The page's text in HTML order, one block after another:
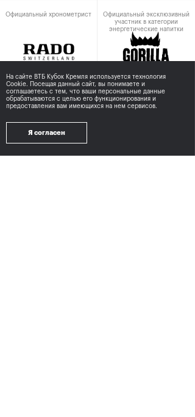
Официальный хронометрист
Официальный эксклюзивный
участник в категории
энергетические напитки
На сайте ВТБ Кубок Кремля используется технология
Cookie. Посещая данный сайт, вы понимаете и
соглашаетесь с тем, что ваши персональные данные
обрабатываются с целью его функционирования и
предоставления вам имеющихся на нем сервисов.
Я согласен